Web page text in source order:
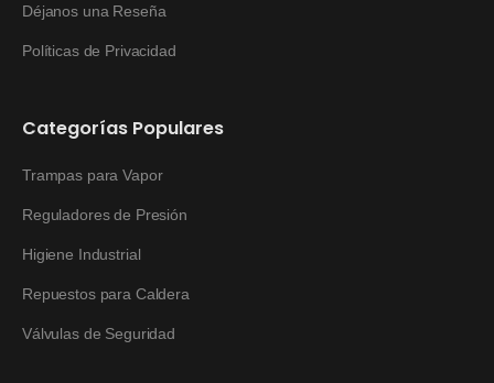
Déjanos una Reseña
Políticas de Privacidad
Categorías Populares
Trampas para Vapor
Reguladores de Presión
Higiene Industrial
Repuestos para Caldera
Válvulas de Seguridad